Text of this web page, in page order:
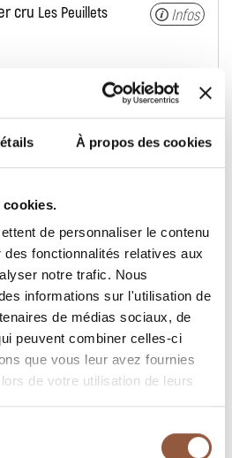
À propos des cookies
cookies.
de personnaliser le contenu
fonctionnalités relatives aux
notre trafic. Nous
informations sur l'utilisation de
de médias sociaux, de
peuvent combiner celles-ci
que vous leur avez fournies
de votre utilisation de leurs
cru Les Peuillets Infos
Total
44,35 € -
P.U. Total
Guérin Infos
P.U. TTC TotalTTC